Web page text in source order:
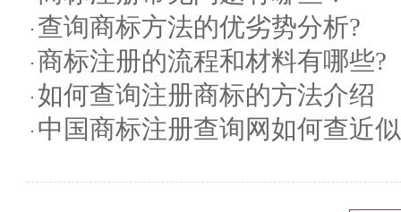
查询商标方法的优劣势分析?
商标注册的流程和材料有哪些?
如何查询注册商标的方法介绍
中国商标注册查询网如何查近